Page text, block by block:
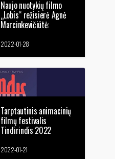
Naujo nuotykių filmo
„Lobis“ režisierė Agnė
Marcinkevičiūtė:
svajoti“
2022-01-28
Tarptautinis animacinių
filmų festivalis
Tindirindis 2022
retospektyvines lietuvių
2022-01-21